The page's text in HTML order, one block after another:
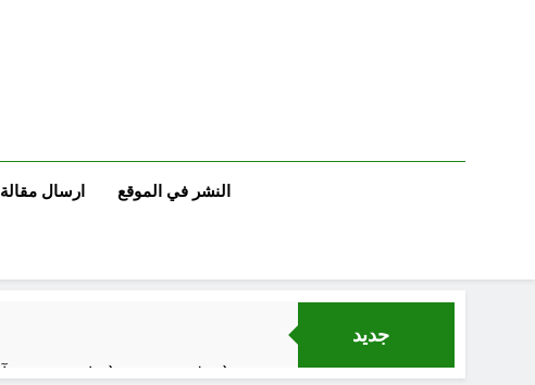
النشر في الموقع ارسال مقالة
جديد
مجلس حسيني (دواعي نصب مآتم العزاء الحسيني)